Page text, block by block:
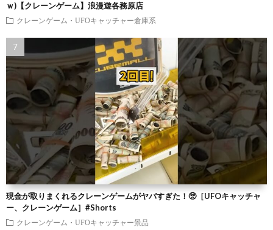
ｗ)【クレーンゲーム】浪漫遊各務原店
クレーンゲーム・UFOキャッチャー倉庫系
現金が取りまくれるクレーンゲームがヤバすぎた！🥺［UFOキャッチャ
ー、クレーンゲーム］#Shorts
クレーンゲーム・UFOキャッチャー景品